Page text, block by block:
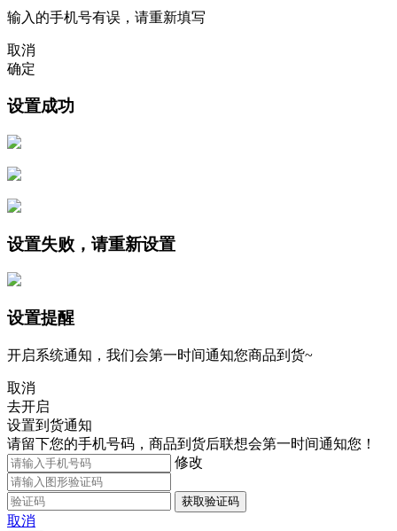
输入的手机号有误，请重新填写
取消
确定
设置成功
设置失败，请重新设置
设置提醒
开启系统通知，我们会第一时间通知您商品到货~
取消
去开启
设置到货通知
请留下您的手机号码，商品到货后联想会第一时间通知您！
修改
获取验证码
取消